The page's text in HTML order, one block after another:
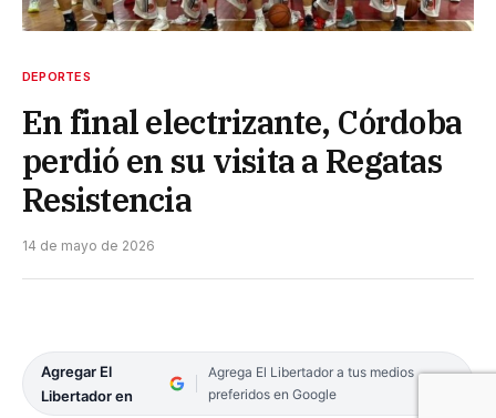
DEPORTES
En final electrizante, Córdoba
perdió en su visita a Regatas
Resistencia
14 de mayo de 2026
Agregar El
Libertador en
Agrega El Libertador a tus medios
preferidos en Google